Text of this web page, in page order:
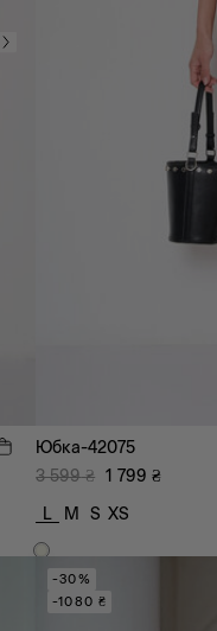
Юбка-42075
3 599 ₴ 1 799 ₴
L
M S XS
-30%
-1080 ₴